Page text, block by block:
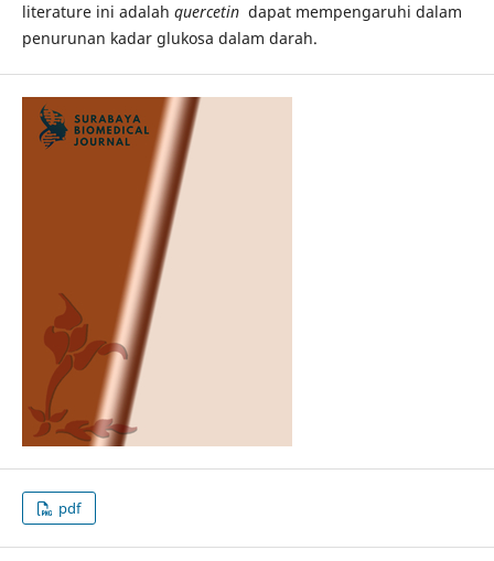
literature ini adalah quercetin dapat mempengaruhi dalam
penurunan kadar glukosa dalam darah.
pdf